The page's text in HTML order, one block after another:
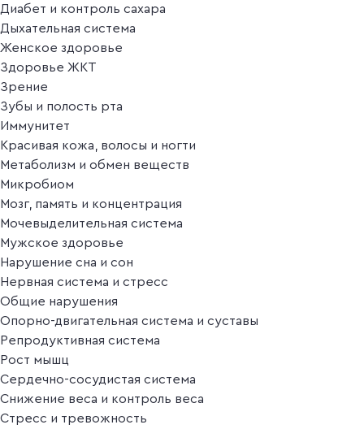
Диабет и контроль сахара
Дыхательная система
Женское здоровье
Здоровье ЖКТ
Зрение
Зубы и полость рта
Иммунитет
Красивая кожа, волосы и ногти
Метаболизм и обмен веществ
Микробиом
Мозг, память и концентрация
Мочевыделительная система
Мужское здоровье
Нарушение сна и сон
Нервная система и стресс
Общие нарушения
Опорно-двигательная система и суставы
Репродуктивная система
Рост мышц
Сердечно-сосудистая система
Снижение веса и контроль веса
Стресс и тревожность